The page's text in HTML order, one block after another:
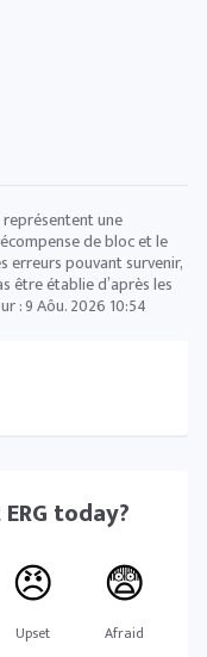
ERG today?
😠
Upset
😨
Afraid
une
de bloc et le
erreurs pouvant survenir,
être établie d’après les
:9 Aôu. 2026 10:54